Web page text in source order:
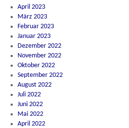
April 2023
März 2023
Februar 2023
Januar 2023
Dezember 2022
November 2022
Oktober 2022
September 2022
August 2022
Juli 2022
Juni 2022
Mai 2022
April 2022